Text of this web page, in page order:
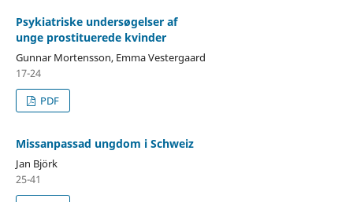
Psykiatriske undersøgelser af
unge prostituerede kvinder
Gunnar Mortensson, Emma Vestergaard
17-24
PDF
Missanpassad ungdom i Schweiz
Jan Björk
25-41